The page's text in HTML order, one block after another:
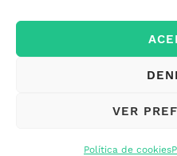
VER
Política de cookies
© 2026 Todos los